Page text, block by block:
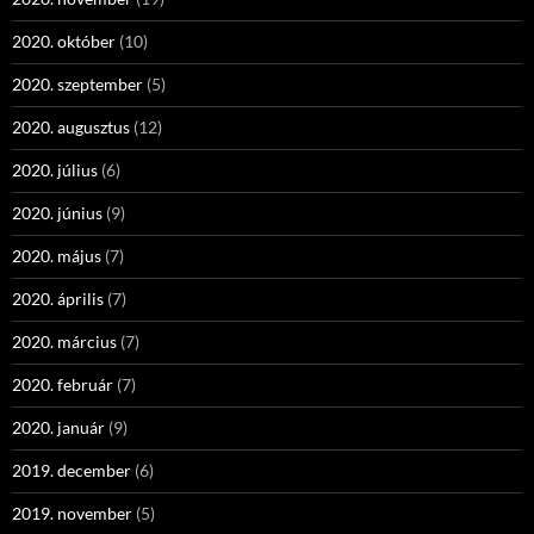
2020. október (10)
2020. szeptember (5)
2020. augusztus (12)
2020. július (6)
2020. június (9)
2020. május (7)
2020. április (7)
2020. március (7)
2020. február (7)
2020. január (9)
2019. december (6)
2019. november (5)